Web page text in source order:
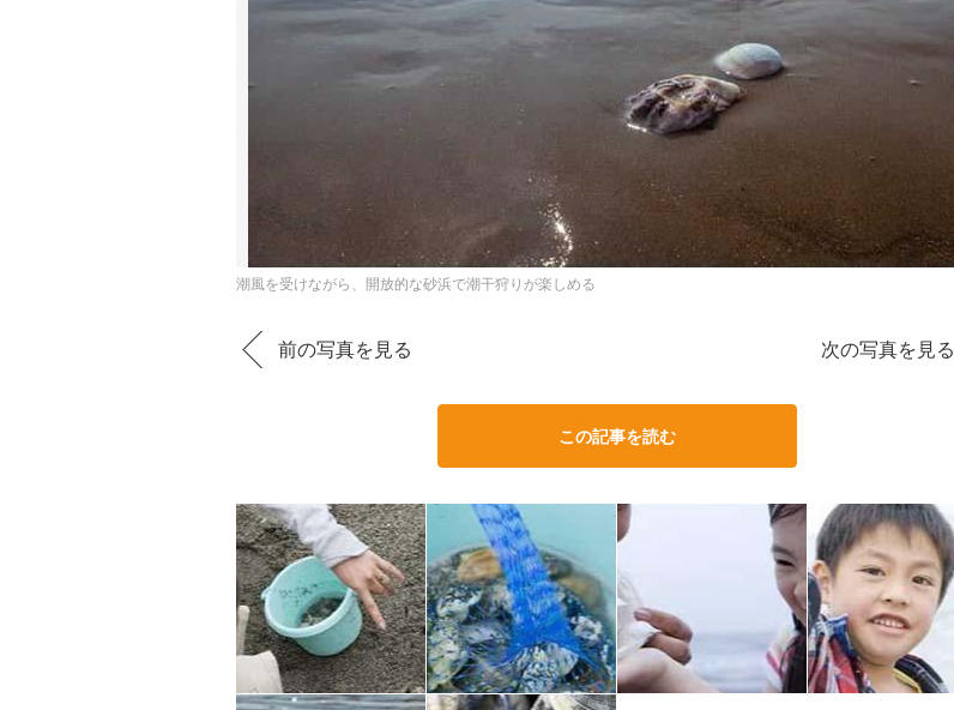
潮風を受けながら、開放的な砂浜で潮干狩りが楽しめる
前の写真を見る 次の写真を見る
この記事を読む